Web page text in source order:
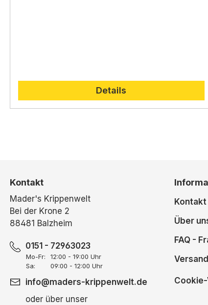
Details
Kontakt
Mader's Krippenwelt
Bei der Krone 2
88481 Balzheim
0151 - 72963023
Mo-Fr:
12:00 - 19:00 Uhr
Sa:
09:00 - 12:00 Uhr
info@maders-krippenwelt.de
oder über unser
Kontakt
Über
FAQ -